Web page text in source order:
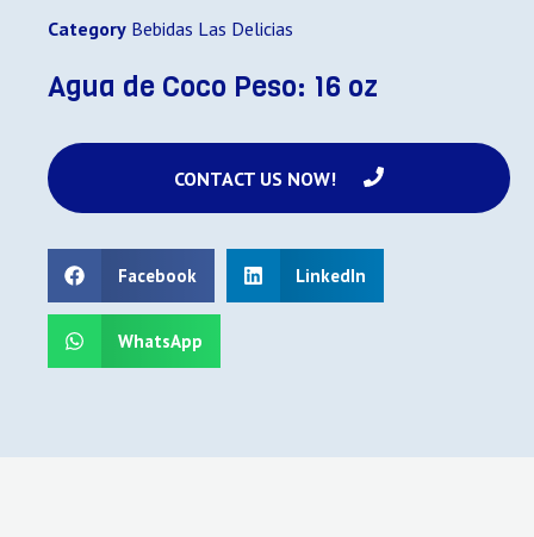
Category Bebidas Las Delicias
Agua de Coco Peso: 16 oz
CONTACT US NOW!
Facebook LinkedIn
WhatsApp